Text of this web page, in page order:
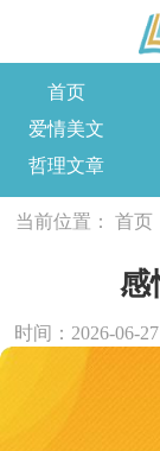
首页
爱情美文
哲理文章
当前位置： 首页
感
时间：2026-06-